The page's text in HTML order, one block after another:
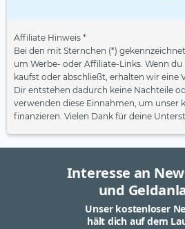
Affiliate Hinweis *
Bei den mit Sternchen (*)
um Werbe- oder Affiliate-Links. Wenn
kaufst oder abschließt, erhalten wir eine
Dir entstehen dadurch keine Nachteile
verwenden diese Einnahmen, um unser
finanzieren. Vielen Dank für deine
Interesse an
und
Unser kostenloser
hält dich auf dem